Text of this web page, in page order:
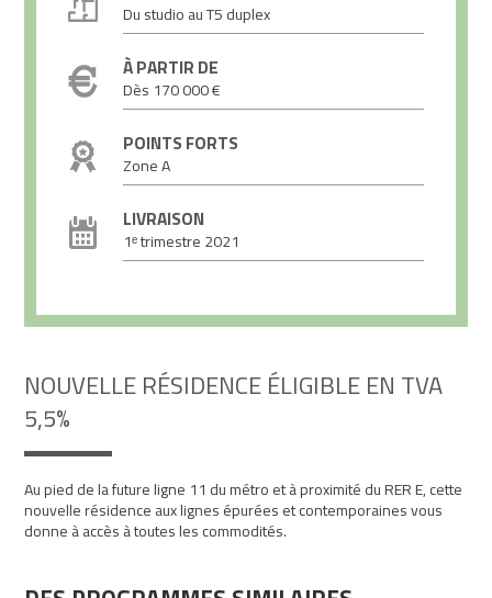
Du studio au T5 duplex
À PARTIR DE
Dès 170 000 €
POINTS FORTS
Zone A
LIVRAISON
1ᵉ trimestre 2021
NOUVELLE RÉSIDENCE ÉLIGIBLE EN TVA
5,5%
Au pied de la future ligne 11 du métro et à proximité du RER E, cette
nouvelle résidence aux lignes épurées et contemporaines vous
donne à accès à toutes les commodités.